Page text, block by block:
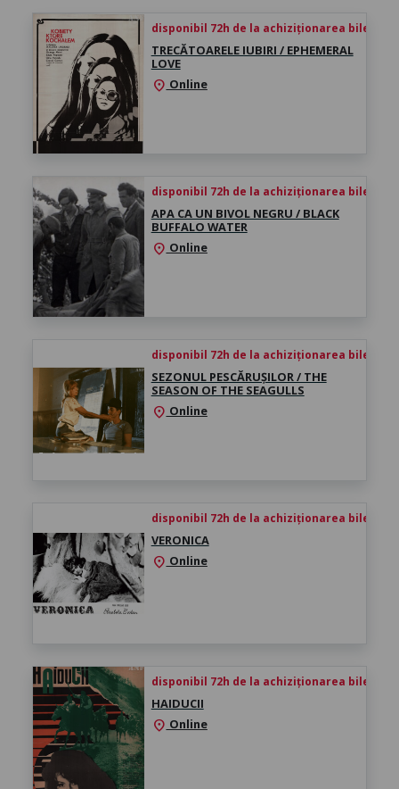
disponibil 72h de la achiziționarea biletului
TRECĂTOARELE IUBIRI / EPHEMERAL
LOVE
location_on Online
disponibil 72h de la achiziționarea biletului
APA CA UN BIVOL NEGRU / BLACK
BUFFALO WATER
location_on Online
disponibil 72h de la achiziționarea biletului
SEZONUL PESCĂRUȘILOR / THE
SEASON OF THE SEAGULLS
location_on Online
disponibil 72h de la achiziționarea biletului
VERONICA
location_on Online
disponibil 72h de la achiziționarea biletului
HAIDUCII
location_on Online